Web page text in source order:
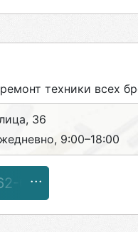
техники всех
36
9:00–18:00
06